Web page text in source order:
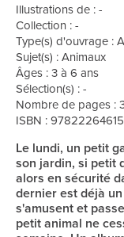
Illustrations de : -
Collection : -
Type(s) d'ouvrage :
Sujet(s) : Animaux
Âges : 3 à 6 ans
Sélection(s) : -
Nombre de pages :
ISBN :
Le lundi, un petit
son jardin, si petit
alors en sécurité
dernier est déjà
s'amusent et
petit animal ne